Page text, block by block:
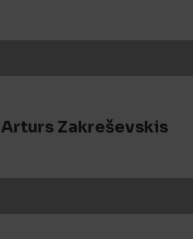
Arturs Zakreševskis